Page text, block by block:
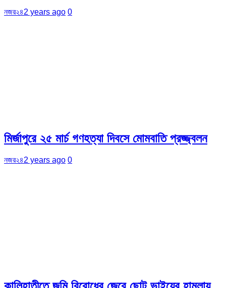
নজর২৪2 years ago 0
মির্জাপুরে ২৫ মার্চ গণহত্যা দিবসে মোমবাতি প্রজ্জ্বলন
নজর২৪2 years ago 0